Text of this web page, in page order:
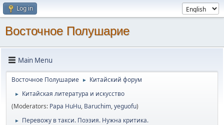
Log in
Восточное Полушарие
Main Menu
Восточное Полушарие ► Китайский форум
►
Китайская литература и искусство
(Moderators: Papa HuHu, Baruchim,yeguofu)
► Перевожу в такси. Поэзия. Нужна критика.